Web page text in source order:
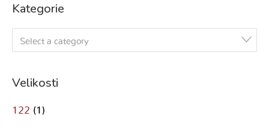
Kategorie
Select a category
Velikosti
122 (1)